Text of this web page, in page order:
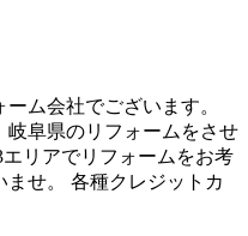
ム会社でございます。
阜県のリフォームをさせ
リアでリフォームをお考
ませ。 各種クレジットカ